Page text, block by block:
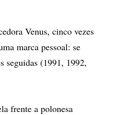
Venus, cinco vezes
marca pessoal: se
seguidas (1991, 1992,
frente a polonesa